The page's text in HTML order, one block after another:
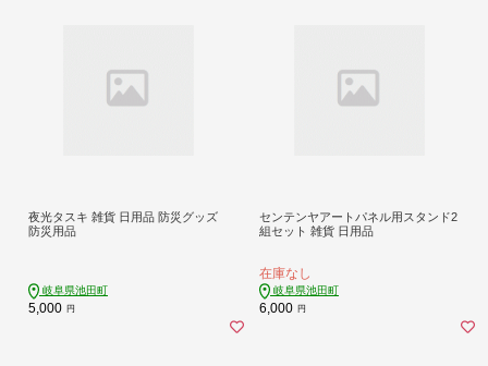
夜光タスキ 雑貨 日用品 防災グッズ
防災用品
岐阜県池田町
5,000 円
センテンヤアートパネル用スタンド2
組セット 雑貨 日用品
在庫なし
岐阜県池田町
6,000 円